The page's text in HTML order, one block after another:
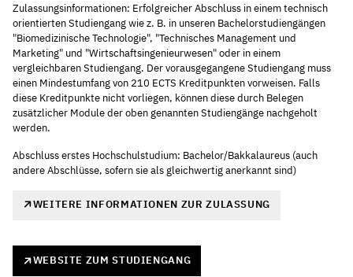
Zulassungsinformationen: Erfolgreicher Abschluss in einem technisch
orientierten Studiengang wie z. B. in unseren Bachelorstudiengängen
"Biomedizinische Technologie", "Technisches Management und
Marketing" und "Wirtschaftsingenieurwesen" oder in einem
vergleichbaren Studiengang. Der vorausgegangene Studiengang muss
einen Mindestumfang von 210 ECTS Kreditpunkten vorweisen. Falls
diese Kreditpunkte nicht vorliegen, können diese durch Belegen
zusätzlicher Module der oben genannten Studiengänge nachgeholt
werden.
Abschluss erstes Hochschulstudium: Bachelor/Bakkalaureus (auch
andere Abschlüsse, sofern sie als gleichwertig anerkannt sind)
WEITERE INFORMATIONEN ZUR ZULASSUNG
WEBSITE ZUM STUDIENGANG